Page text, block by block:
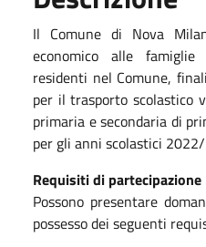
Il Comune di Nova
economico alle
residenti nel Comune,
per il trasporto scolastico
primaria e secondaria di
per gli anni scolastici
Requisiti di partecipazione
Possono presentare
possesso dei seguenti